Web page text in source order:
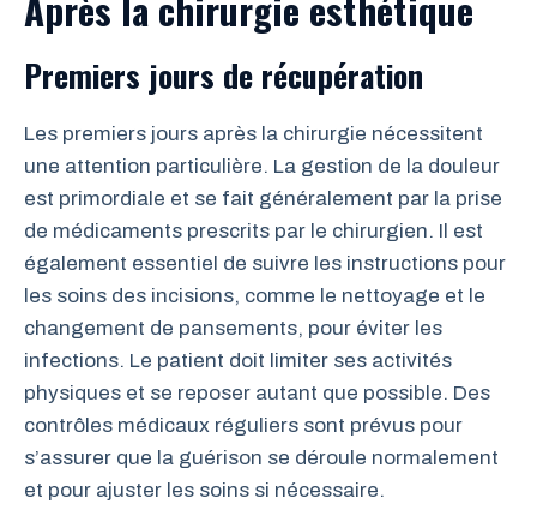
Premiers jours de récupération
Les premiers jours après la chirurgie nécessitent
une attention particulière. La gestion de la douleur
est primordiale et se fait généralement par la prise
de médicaments prescrits par le chirurgien. Il est
également essentiel de suivre les instructions pour
les soins des incisions, comme le nettoyage et le
changement de pansements, pour éviter les
infections. Le patient doit limiter ses activités
physiques et se reposer autant que possible. Des
contrôles médicaux réguliers sont prévus pour
s’assurer que la guérison se déroule normalement
et pour ajuster les soins si nécessaire.